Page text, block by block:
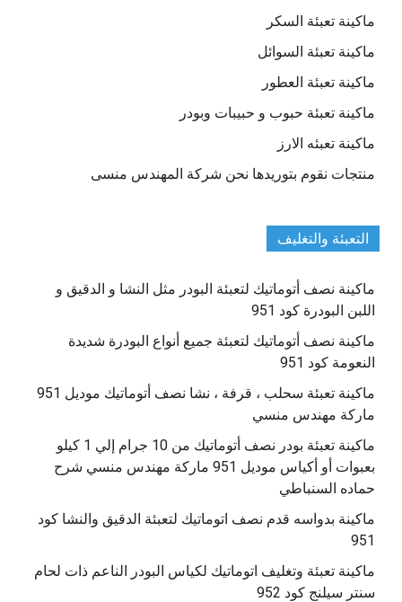
ماكينة تعبئة السكر
ماكينة تعبئة السوائل
ماكينة تعبئة العطور
ماكينة تعبئة حبوب و حبيبات وبودر
ماكينة تعبئه الارز
منتجات نقوم بتوريدها نحن شركة المهندس منسى
التعبئة والتغليف
ماكينة نصف أتوماتيك لتعبئة البودر مثل النشا و الدقيق و
اللبن البودرة كود 951
ماكينة نصف أتوماتيك لتعبئة جميع أنواع البودرة شديدة
النعومة كود 951
ماكينة تعبئة سحلب ، قرفة ، نشا نصف أتوماتيك موديل 951
ماركة مهندس منسي
ماكينة تعبئة بودر نصف أتوماتيك من 10 جرام إلي 1 كيلو
بعبوات أو أكياس موديل 951 ماركة مهندس منسي شرح
حماده السنباطي
ماكينة بدواسه قدم نصف اتوماتيك لتعبئة الدقيق والنشا كود
951
ماكينة تعبئة وتغليف اتوماتيك لكياس البودر الناعم ذات لحام
سنتر سيلنج كود 952